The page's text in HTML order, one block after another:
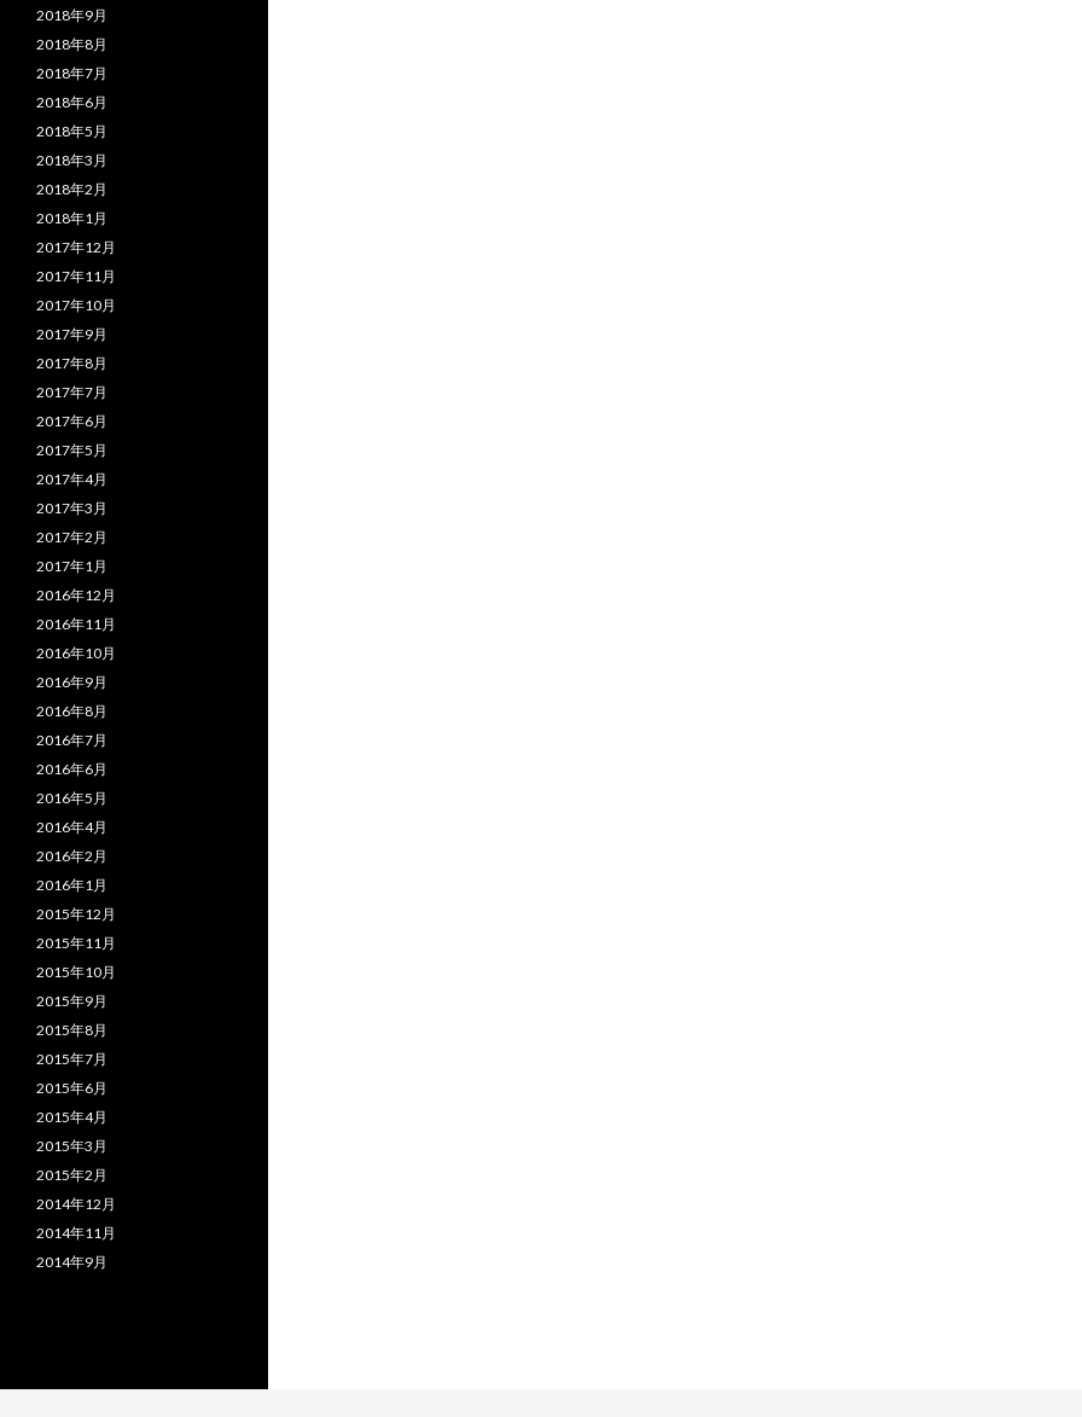
2018年9月
2018年8月
2018年7月
2018年6月
2018年5月
2018年3月
2018年2月
2018年1月
2017年12月
2017年11月
2017年10月
2017年9月
2017年8月
2017年7月
2017年6月
2017年5月
2017年4月
2017年3月
2017年2月
2017年1月
2016年12月
2016年11月
2016年10月
2016年9月
2016年8月
2016年7月
2016年6月
2016年5月
2016年4月
2016年2月
2016年1月
2015年12月
2015年11月
2015年10月
2015年9月
2015年8月
2015年7月
2015年6月
2015年4月
2015年3月
2015年2月
2014年12月
2014年11月
2014年9月